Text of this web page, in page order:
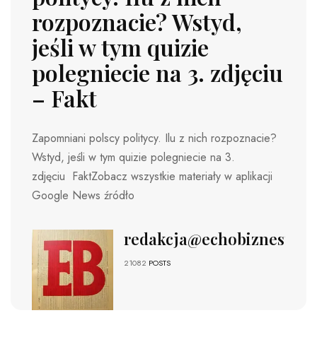
rozpoznacie? Wstyd,
jeśli w tym quizie
polegniecie na 3. zdjęciu
– Fakt
Zapomniani polscy politycy. Ilu z nich rozpoznacie?
Wstyd, jeśli w tym quizie polegniecie na 3.
zdjęciu FaktZobacz wszystkie materiały w aplikacji
Google News źródło
redakcja@echobiznesu.pl
21082 POSTS